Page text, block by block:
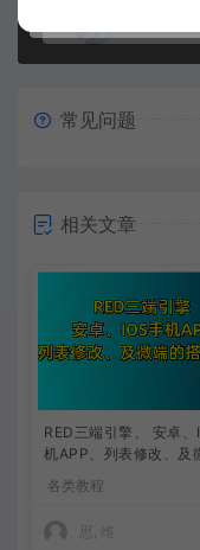
常见问题
相关文章
RED三端引擎、 安卓
机APP、列表修改、及
各类教程
思, 维